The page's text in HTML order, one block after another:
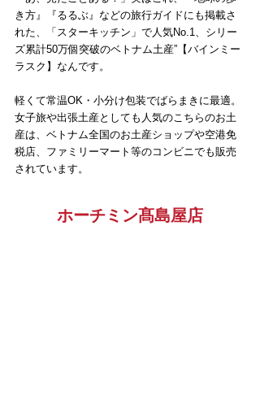
き方』『るるぶ』などの旅行ガイドにも掲載さ
れた、「スターキッチン」で人気No.1、シリー
ズ累計50万個突破のベトナム土産”【バインミー
ラスク】なんです。
軽くて常温OK・小分け包装でばらまきに最適。
女子旅や出張土産としても人気のこちらのお土
産は、ベトナム全国のお土産ショップや空港免
税店、ファミリーマート等のコンビニでも販売
されています。
ホーチミン髙島屋店